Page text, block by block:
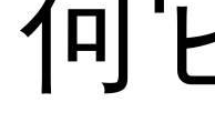
何